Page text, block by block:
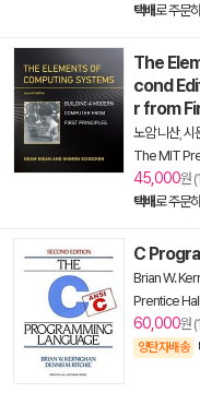
택배로 주문
The
cond
r from
노암 니산, 시
The MIT
45,000원
택배로 주문
C
Brian W.
Prentice Hall
60,000원
양탄자배송